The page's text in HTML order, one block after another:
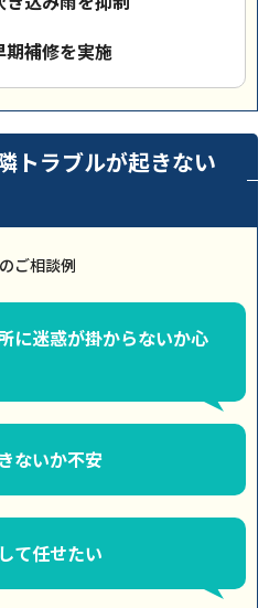
期補修を実施
トラブルが起きない
ご相談例
に迷惑が掛からないか心
ないか不安
て任せたい